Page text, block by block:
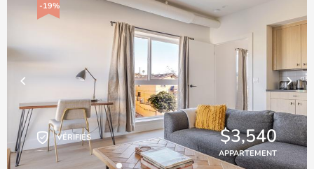
-19%
VÉRIFIÉS $3,540
APPARTEMENT